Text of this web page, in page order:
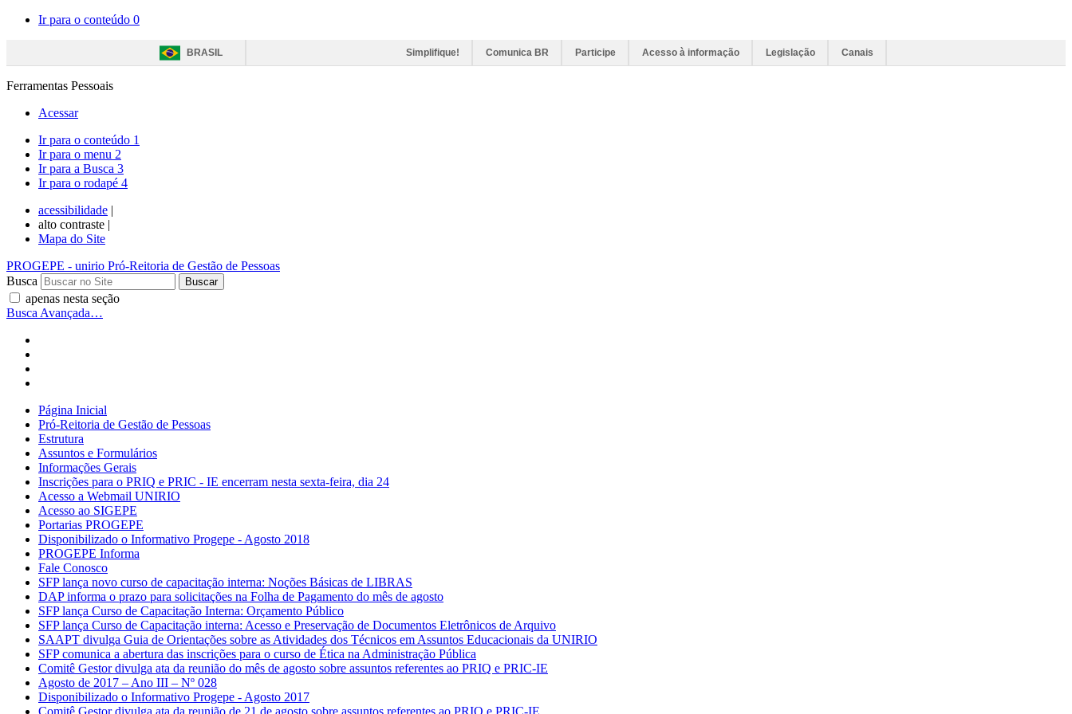
Ir para o conteúdo 0
BRASIL Simplifique! Comunica BR Participe Acesso à informação Legislação Canais
Ferramentas Pessoais
Acessar
Ir para o conteúdo 1
Ir para o menu 2
Ir para a Busca 3
Ir para o rodapé 4
acessibilidade |
alto contraste |
Mapa do Site
PROGEPE - unirio Pró-Reitoria de Gestão de Pessoas
Busca
apenas nesta seção
Busca Avançada…
Página Inicial
Pró-Reitoria de Gestão de Pessoas
Estrutura
Assuntos e Formulários
Informações Gerais
Inscrições para o PRIQ e PRIC - IE encerram nesta sexta-feira, dia 24
Acesso a Webmail UNIRIO
Acesso ao SIGEPE
Portarias PROGEPE
Disponibilizado o Informativo Progepe - Agosto 2018
PROGEPE Informa
Fale Conosco
SFP lança novo curso de capacitação interna: Noções Básicas de LIBRAS
DAP informa o prazo para solicitações na Folha de Pagamento do mês de agosto
SFP lança Curso de Capacitação Interna: Orçamento Público
SFP lança Curso de Capacitação interna: Acesso e Preservação de Documentos Eletrônicos de Arquivo
SAAPT divulga Guia de Orientações sobre as Atividades dos Técnicos em Assuntos Educacionais da UNIRIO
SFP comunica a abertura das inscrições para o curso de Ética na Administração Pública
Comitê Gestor divulga ata da reunião do mês de agosto sobre assuntos referentes ao PRIQ e PRIC-IE
Agosto de 2017 – Ano III – Nº 028
Disponibilizado o Informativo Progepe - Agosto 2017
Comitê Gestor divulga ata da reunião de 21 de agosto sobre assuntos referentes ao PRIQ e PRIC-IE